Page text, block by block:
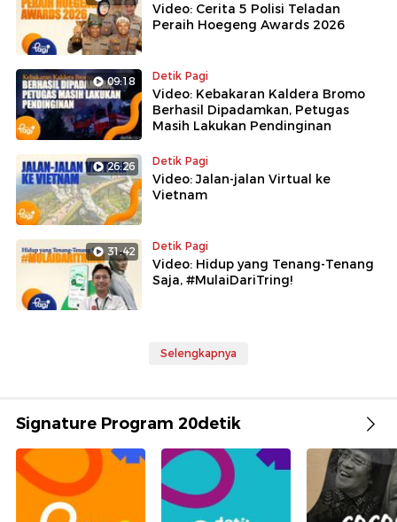
Video: Cerita 5 Polisi Teladan
Peraih Hoegeng Awards 2026
09:18 Detik Pagi
Video: Kebakaran Kaldera Bromo
Berhasil Dipadamkan, Petugas
Masih Lakukan Pendinginan
26:26 Detik Pagi
Video: Jalan-jalan Virtual ke
Vietnam
31:42 Detik Pagi
Video: Hidup yang Tenang-Tenang
Saja, #MulaiDariTring!
Selengkapnya
Signature Program 20detik